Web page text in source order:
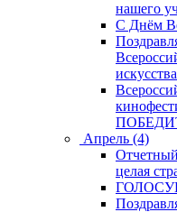
нашего
C Днём
Апрель (4)
целая
ГОЛОСУЙ